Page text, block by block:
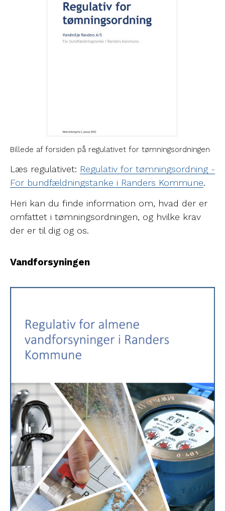
Billede af forsiden på regulativet for tømningsordningen
Læs regulativet: Regulativ for tømningsordning -
For bundfældningstanke i Randers Kommune.
Heri kan du finde information om, hvad der er
omfattet i tømningsordningen, og hvilke krav
der er til dig og os.
Vandforsyningen